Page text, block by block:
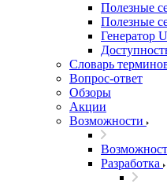
Полезные
Полезные
Генератор
Словарь
Вопрос-ответ
Обзоры
Акции
Возможности
Разработка